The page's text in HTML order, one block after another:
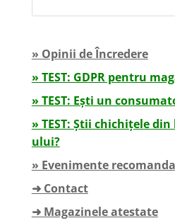
» Opinii de Încredere
» TEST: GDPR pentru
» TEST: Ești un
» TEST: Știi chichițele
ului?
» Evenimente
➜ Contact
➜ Magazinele atestate